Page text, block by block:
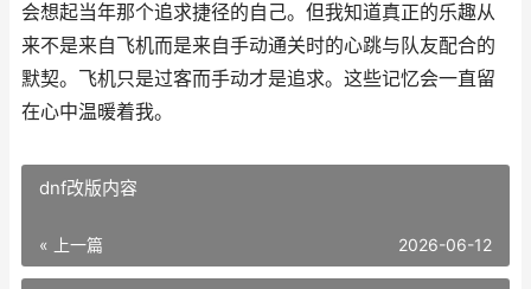
会想起当年那个追求捷径的自己。但我知道真正的乐趣从
来不是来自飞机而是来自手动通关时的心跳与队友配合的
默契。飞机只是过客而手动才是追求。这些记忆会一直留
在心中温暖着我。
dnf改版内容
« 上一篇 2026-06-12